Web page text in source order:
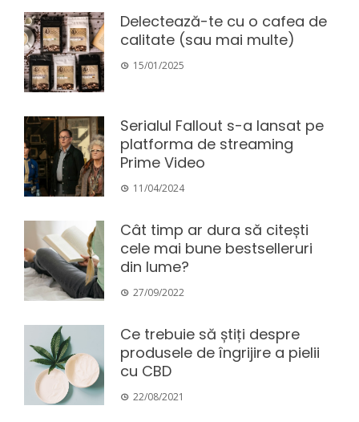
Delectează-te cu o cafea de
calitate (sau mai multe)
15/01/2025
Serialul Fallout s-a lansat pe
platforma de streaming
Prime Video
11/04/2024
Cât timp ar dura să citești
cele mai bune bestselleruri
din lume?
27/09/2022
Ce trebuie să știți despre
produsele de îngrijire a pielii
cu CBD
22/08/2021